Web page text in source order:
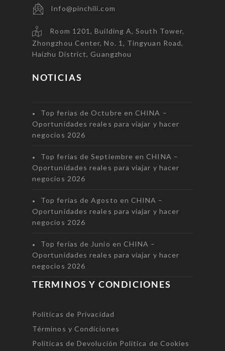
Info@pinchili.com
Room 1201, Building A, South Tower,
Zhongzhou Center, No. 1, Tingyuan Road,
Haizhu District, Guangzhou
NOTICIAS
Top ferias de Octubre en CHINA –
Oportunidades reales para viajar y hacer
negocios 2026
Top ferias de Septiembre en CHINA –
Oportunidades reales para viajar y hacer
negocios 2026
Top ferias de Agosto en CHINA –
Oportunidades reales para viajar y hacer
negocios 2026
Top ferias de Junio en CHINA –
Oportunidades reales para viajar y hacer
negocios 2026
TERMINOS Y CONDICIONES
Políticas de Privacidad
Términos y Condiciones
Políticas de Devolución Política de Cookies